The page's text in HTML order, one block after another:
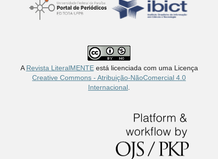
A Revista LiteralMENTEestá licenciada com uma Licença
Creative Commons - Atribuição-NãoComercial 4.0
Internacional